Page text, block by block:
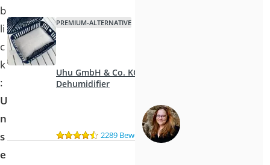
b
li
c
k
:
U
n
s
e
PREMIUM-ALTERNATIVE
Uhu GmbH & Co. KG
Dehumidifier
2289 Bewertungen